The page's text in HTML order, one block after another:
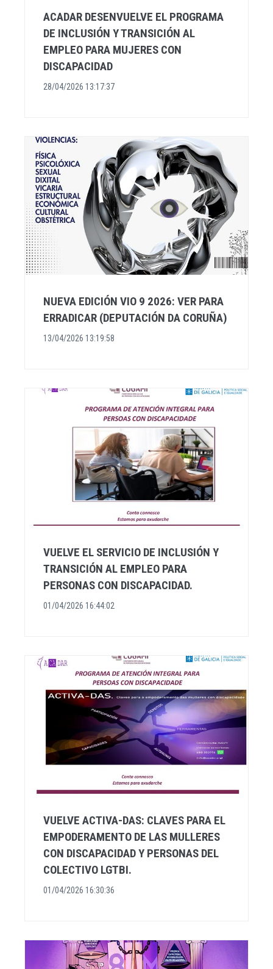
ACADAR DESENVUELVE EL PROGRAMA
DE INCLUSIÓN Y TRANSICIÓN AL
EMPLEO PARA MUJERES CON
DISCAPACIDAD
28/04/2026 13:17:37
NUEVA EDICIÓN VIO 9 2026: VER PARA
ERRADICAR (DEPUTACIÓN DA CORUÑA)
13/04/2026 13:19:58
VUELVE EL SERVICIO DE INCLUSIÓN Y
TRANSICIÓN AL EMPLEO PARA
PERSONAS CON DISCAPACIDAD.
01/04/2026 16:44:02
VUELVE ACTIVA-DAS: CLAVES PARA EL
EMPODERAMENTO DE LAS MULLERES
CON DISCAPACIDAD Y PERSONAS DEL
COLECTIVO LGTBI.
01/04/2026 16:30:36